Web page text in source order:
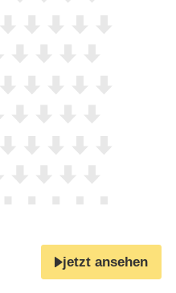
jetzt ansehen